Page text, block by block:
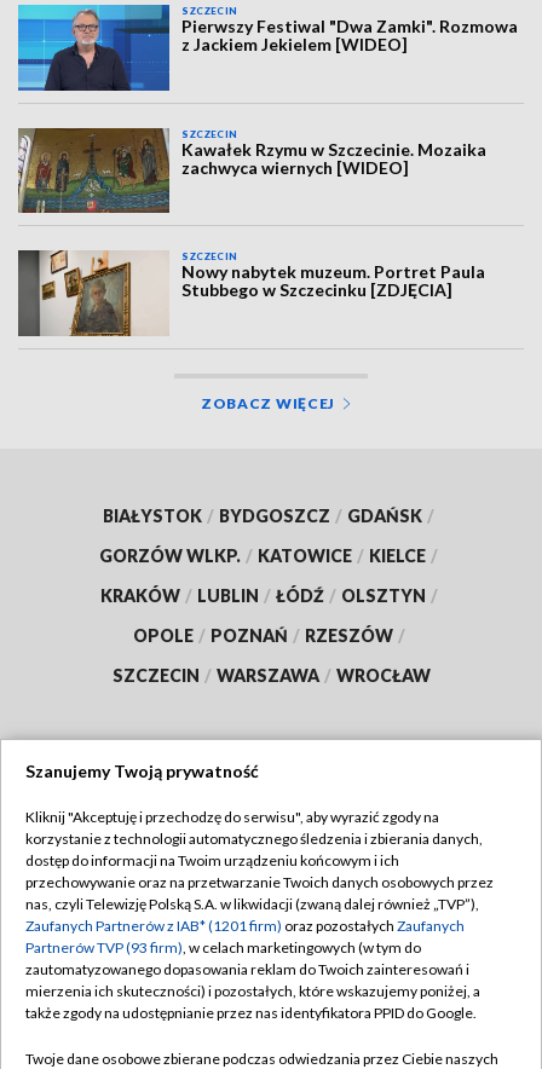
SZCZECIN
Pierwszy Festiwal "Dwa Zamki". Rozmowa
z Jackiem Jekielem [WIDEO]
SZCZECIN
Kawałek Rzymu w Szczecinie. Mozaika
zachwyca wiernych [WIDEO]
SZCZECIN
Nowy nabytek muzeum. Portret Paula
Stubbego w Szczecinku [ZDJĘCIA]
ZOBACZ WIĘCEJ
BIAŁYSTOK / BYDGOSZCZ / GDAŃSK /
GORZÓW WLKP. / KATOWICE / KIELCE /
KRAKÓW / LUBLIN / ŁÓDŹ / OLSZTYN /
OPOLE / POZNAŃ / RZESZÓW /
SZCZECIN / WARSZAWA / WROCŁAW
TVP
Abonament TVP
Emisja w TVP
Centrum informacji TVP
Naziemna Telewizja Cyfrowa
Regulamin TVP
Polityka prywatności
Moje zgody
Pomoc
Szanujemy Twoją prywatność
Kliknij "Akceptuję i przechodzę do serwisu", aby wyrazić zgody na
korzystanie z technologii automatycznego śledzenia i zbierania danych,
dostęp do informacji na Twoim urządzeniu końcowym i ich
przechowywanie oraz na przetwarzanie Twoich danych osobowych przez
nas, czyli Telewizję Polską S.A. w likwidacji (zwaną dalej również „TVP”),
Zaufanych Partnerów z IAB* (1201 firm) oraz pozostałych Zaufanych
Partnerów TVP (93 firm), w celach marketingowych (w tym do
zautomatyzowanego dopasowania reklam do Twoich zainteresowań i
mierzenia ich skuteczności) i pozostałych, które wskazujemy poniżej, a
także zgody na udostępnianie przez nas identyfikatora PPID do Google.
Twoje dane osobowe zbierane podczas odwiedzania przez Ciebie naszych